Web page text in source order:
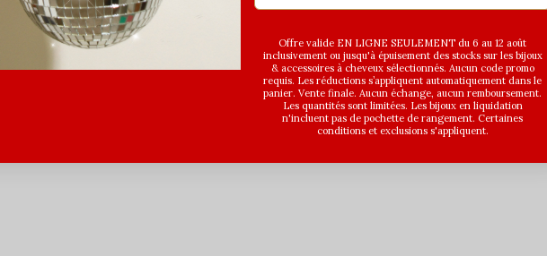
Offre valide EN LIGNE SEULEMENT du 6 au 12 août
inclusivement ou jusqu'à épuisement des stocks sur les bijoux
& accessoires à cheveux sélectionnés. Aucun code promo
requis. Les réductions s’appliquent automatiquement dans le
panier. Vente finale. Aucun échange, aucun remboursement.
Les quantités sont limitées. Les bijoux en liquidation
n'incluent pas de pochette de rangement. Certaines
conditions et exclusions s'appliquent.